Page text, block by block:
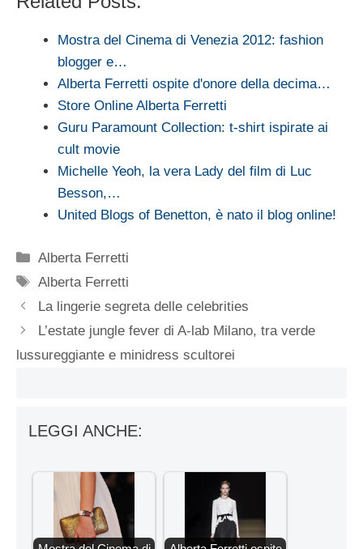
Mostra del Cinema di Venezia 2012: fashion
blogger e…
Alberta Ferretti ospite d'onore della decima…
Store Online Alberta Ferretti
Guru Paramount Collection: t-shirt ispirate ai
cult movie
Michelle Yeoh, la vera Lady del film di Luc
Besson,…
United Blogs of Benetton, è nato il blog online!
Categorie
Alberta Ferretti
Tag
Alberta Ferretti
La lingerie segreta delle celebrities
L’estate jungle fever di A-lab Milano, tra verde
lussureggiante e minidress scultorei
LEGGI ANCHE: